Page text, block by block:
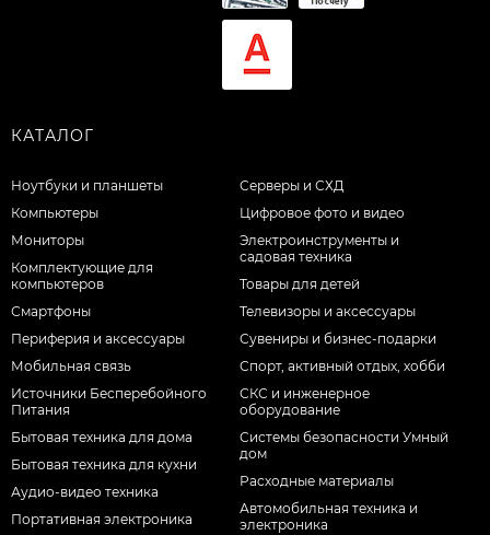
КАТАЛОГ
Ноутбуки и планшеты
Компьютеры
Мониторы
Комплектующие для
компьютеров
Смартфоны
Периферия и аксессуары
Мобильная связь
Источники Бесперебойного
Питания
Бытовая техника для дома
Бытовая техника для кухни
Аудио-видео техника
Портативная электроника
Серверы и СХД
Цифровое фото и видео
Электроинструменты и
садовая техника
Товары для детей
Телевизоры и аксессуары
Сувениры и бизнес-подарки
Спорт, активный отдых, хобби
СКС и инженерное
оборудование
Системы безопасности Умный
дом
Расходные материалы
Автомобильная техника и
электроника